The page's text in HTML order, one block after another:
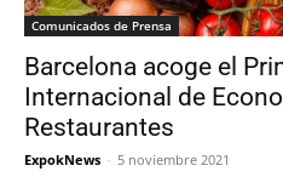
Comunicados de Prensa
Barcelona acoge el
Internacional de
Restaurantes
ExpokNews - 5 noviembre 2021